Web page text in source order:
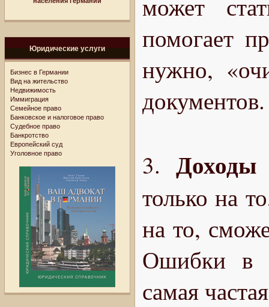
Юридические услуги
Бизнес в Германии
Вид на жительство
Недвижимость
Иммиграция
Семейное право
Банковское и налоговое право
Судебное право
Банкротство
Европейский суд
Уголовное право
может
помогает
нужно,
документов.
3.
только на
на то,
Ошибки в
самая